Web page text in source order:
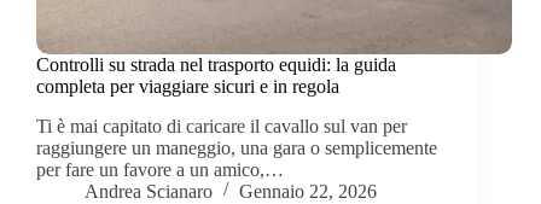
Controlli su strada nel trasporto equidi: la guida
completa per viaggiare sicuri e in regola
Ti è mai capitato di caricare il cavallo sul van per
raggiungere un maneggio, una gara o semplicemente
per fare un favore a un amico,…
Andrea Scianaro
Gennaio 22, 2026